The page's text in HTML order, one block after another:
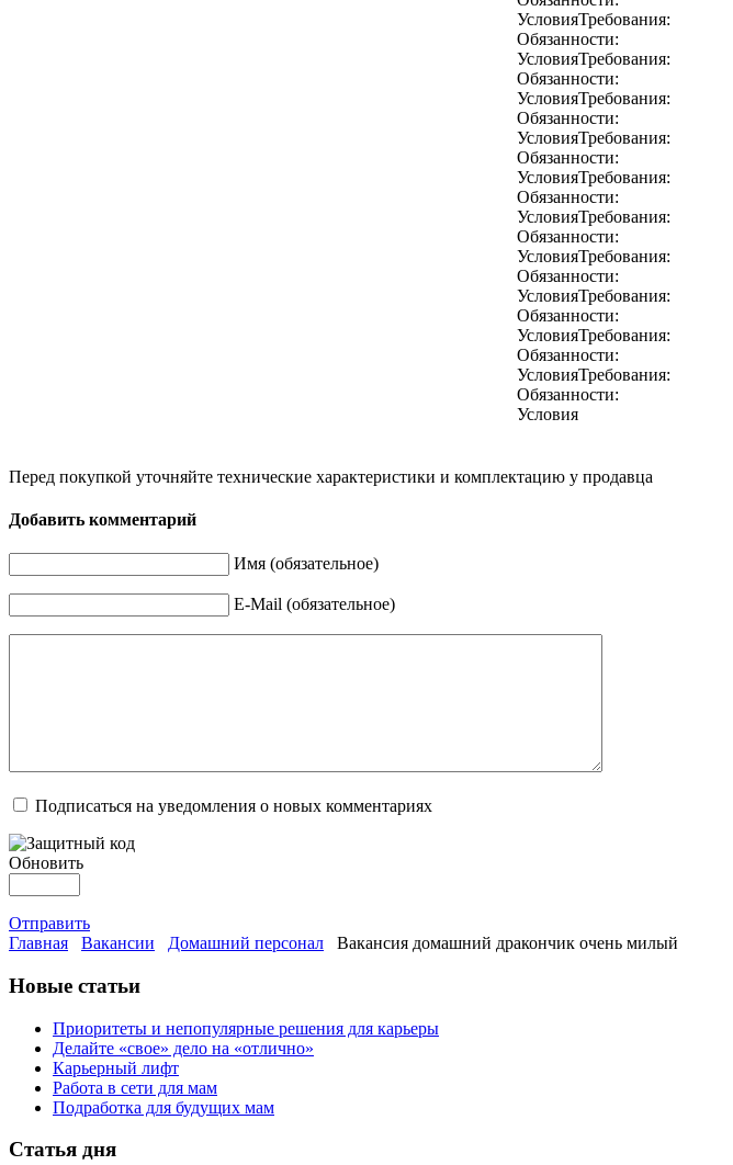
УсловияТребования:
Обязанности:
УсловияТребования:
Обязанности:
УсловияТребования:
Обязанности:
УсловияТребования:
Обязанности:
УсловияТребования:
Обязанности:
УсловияТребования:
Обязанности:
УсловияТребования:
Обязанности:
УсловияТребования:
Обязанности:
УсловияТребования:
Обязанности:
УсловияТребования:
Обязанности:
Условия
Перед покупкой уточняйте технические характеристики и комплектацию у продавца
Добавить комментарий
Имя (обязательное)
E-Mail (обязательное)
Подписаться на уведомления о новых комментариях
Обновить
Отправить
Главная
Вакансии Домашний персонал Вакансия домашний дракончик очень милый
Новые статьи
Приоритеты и непопулярные решения для карьеры
Делайте «свое» дело на «отлично»
Карьерный лифт
Работа в сети для мам
Подработка для будущих мам
Статья дня